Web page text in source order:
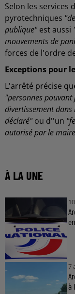
Selon les services
pyrotechniques
publique"est aussi
mouvements de
forces de l'ordre
Exceptions pour
L'arrêté précise
"personnes
divertissement
déclaré"ou d''un
autorisé par le
À LA UNE
7
à